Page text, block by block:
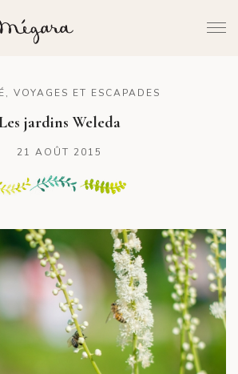
, VOYAGES ET ESCAPADES
jardins Weleda
21 AOÛT 2015